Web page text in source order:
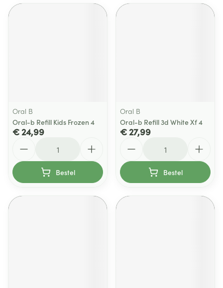
Oral B
Oral-b Refill Kids Frozen 4
€ 24,99
Bestel
Oral B
Oral-b Refill 3d White Xf 4
€ 27,99
Bestel